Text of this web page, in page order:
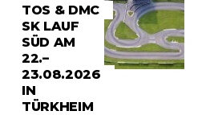
TOS & DMC
SK LAUF
SÜD AM
22.–
23.08.2026
IN
TÜRKHEIM